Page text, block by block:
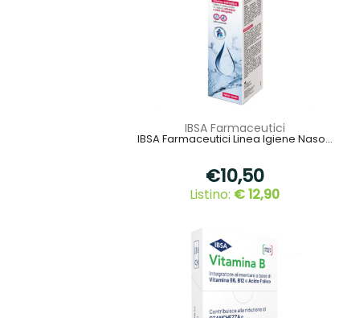
IBSA Farmaceutici
IBSA Farmaceutici Linea Igiene Naso...
€10,50
Listino: € 12,90